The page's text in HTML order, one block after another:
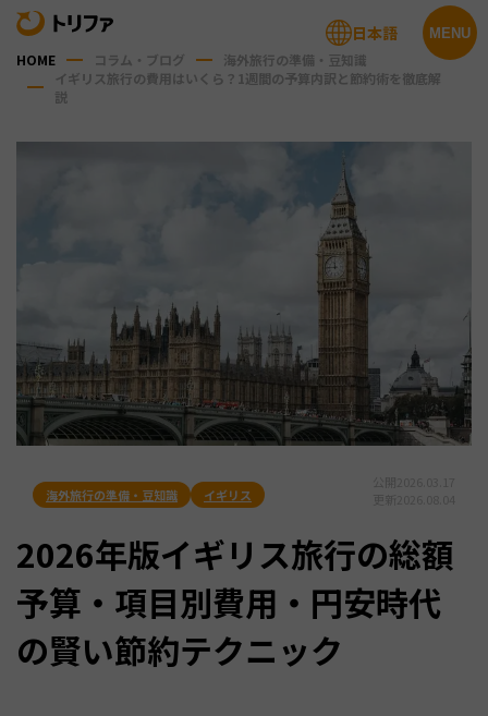
MENU
日本語
HOME コラム・ブログ
海外旅行の準備・豆知識
イギリス旅行の費用はいくら？1週間の予算内訳と節約術を徹底解
説
海外旅行の準備・豆知識 イギリス
2026年版イギリス旅行の総額
予算・項目別費用・円安時代
の賢い節約テクニック